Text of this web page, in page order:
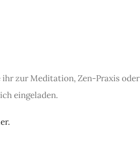
ihr zur Meditation, Zen-Praxis oder
eingeladen.